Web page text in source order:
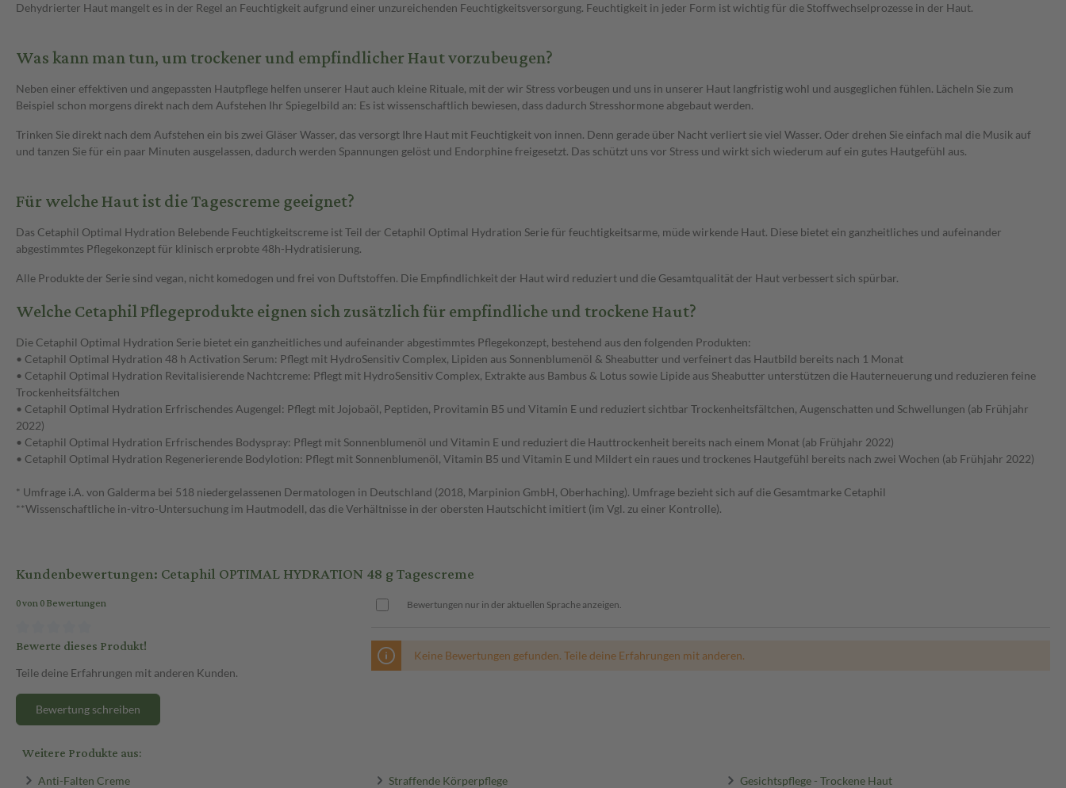
Dehydrierter Haut mangelt es in der Regel an Feuchtigkeit aufgrund einer unzureichenden Feuchtigkeitsversorgung. Feuchtigkeit in jeder Form ist wichtig für die Stoffwechselprozesse in der Haut.
Was kann man tun, um trockener und empfindlicher Haut vorzubeugen?
Neben einer effektiven und angepassten Hautpflege helfen unserer Haut auch kleine Rituale, mit der wir Stress vorbeugen und uns in unserer Haut langfristig wohl und ausgeglichen fühlen. Lächeln Sie zum
Beispiel schon morgens direkt nach dem Aufstehen Ihr Spiegelbild an: Es ist wissenschaftlich bewiesen, dass dadurch Stresshormone abgebaut werden.
Trinken Sie direkt nach dem Aufstehen ein bis zwei Gläser Wasser, das versorgt Ihre Haut mit Feuchtigkeit von innen. Denn gerade über Nacht verliert sie viel Wasser. Oder drehen Sie einfach mal die Musik auf
und tanzen Sie für ein paar Minuten ausgelassen, dadurch werden Spannungen gelöst und Endorphine freigesetzt. Das schützt uns vor Stress und wirkt sich wiederum auf ein gutes Hautgefühl aus.
Für welche Haut ist die Tagescreme geeignet?
Das Cetaphil Optimal Hydration Belebende Feuchtigkeitscreme ist Teil der Cetaphil Optimal Hydration Serie für feuchtigkeitsarme, müde wirkende Haut. Diese bietet ein ganzheitliches und aufeinander
abgestimmtes Pflegekonzept für klinisch erprobte 48h-Hydratisierung.
Alle Produkte der Serie sind vegan, nicht komedogen und frei von Duftstoffen. Die Empfindlichkeit der Haut wird reduziert und die Gesamtqualität der Haut verbessert sich spürbar.
Welche Cetaphil Pflegeprodukte eignen sich zusätzlich für empfindliche und trockene Haut?
Die Cetaphil Optimal Hydration Serie bietet ein ganzheitliches und aufeinander abgestimmtes Pflegekonzept, bestehend aus den folgenden Produkten:
• Cetaphil Optimal Hydration 48 h Activation Serum: Pflegt mit HydroSensitiv Complex, Lipiden aus Sonnenblumenöl & Sheabutter und verfeinert das Hautbild bereits nach 1 Monat
• Cetaphil Optimal Hydration Revitalisierende Nachtcreme: Pflegt mit HydroSensitiv Complex, Extrakte aus Bambus & Lotus sowie Lipide aus Sheabutter unterstützen die Hauterneuerung und reduzieren feine
Trockenheitsfältchen
• Cetaphil Optimal Hydration Erfrischendes Augengel: Pflegt mit Jojobaöl, Peptiden, Provitamin B5 und Vitamin E und reduziert sichtbar Trockenheitsfältchen, Augenschatten und Schwellungen (ab Frühjahr
2022)
• Cetaphil Optimal Hydration Erfrischendes Bodyspray: Pflegt mit Sonnenblumenöl und Vitamin E und reduziert die Hauttrockenheit bereits nach einem Monat (ab Frühjahr 2022)
• Cetaphil Optimal Hydration Regenerierende Bodylotion: Pflegt mit Sonnenblumenöl, Vitamin B5 und Vitamin E und Mildert ein raues und trockenes Hautgefühl bereits nach zwei Wochen (ab Frühjahr 2022)
* Umfrage i.A. von Galderma bei 518 niedergelassenen Dermatologen in Deutschland (2018, Marpinion GmbH, Oberhaching). Umfrage bezieht sich auf die Gesamtmarke Cetaphil
**Wissenschaftliche in-vitro-Untersuchung im Hautmodell, das die Verhältnisse in der obersten Hautschicht imitiert (im Vgl. zu einer Kontrolle).
Kundenbewertungen: Cetaphil OPTIMAL HYDRATION 48 g Tagescreme
0 von 0 Bewertungen
Bewerte dieses Produkt!
Teile deine Erfahrungen mit anderen Kunden.
Bewertung schreiben
Bewertungen nur in der aktuellen Sprache anzeigen.
Keine Bewertungen gefunden. Teile deine Erfahrungen mit anderen.
Weitere Produkte aus:
Anti-Falten Creme Straffende Körperpflege Gesichtspflege - Trockene Haut